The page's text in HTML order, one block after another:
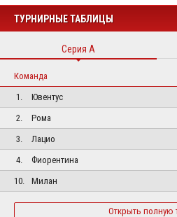
ТУРНИРНЫЕ ТАБЛИЦЫ
Серия А
Команда
1.
Ювентус
2.
Рома
3.
Лацио
4.
Фиорентина
10.
Милан
Открыть полную